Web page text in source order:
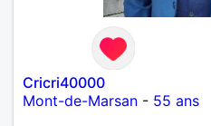
Cricri40000
Mont-de-Marsan - 55 ans